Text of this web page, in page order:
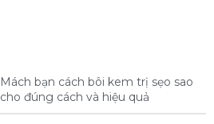
Mách bạn cách bôi kem trị sẹo sao
cho đúng cách và hiệu quả